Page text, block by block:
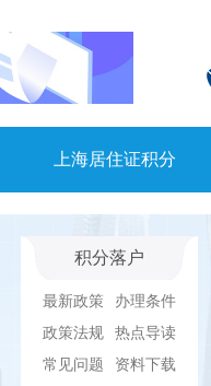
上海居住证积分
积分落户
最新政策
办理条件
政策法规
热点导读
常见问题
资料下载